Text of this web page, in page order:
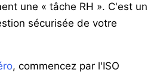
une « tâche RH ». C'est un
sécurisée de votre
, commencez par l'ISO